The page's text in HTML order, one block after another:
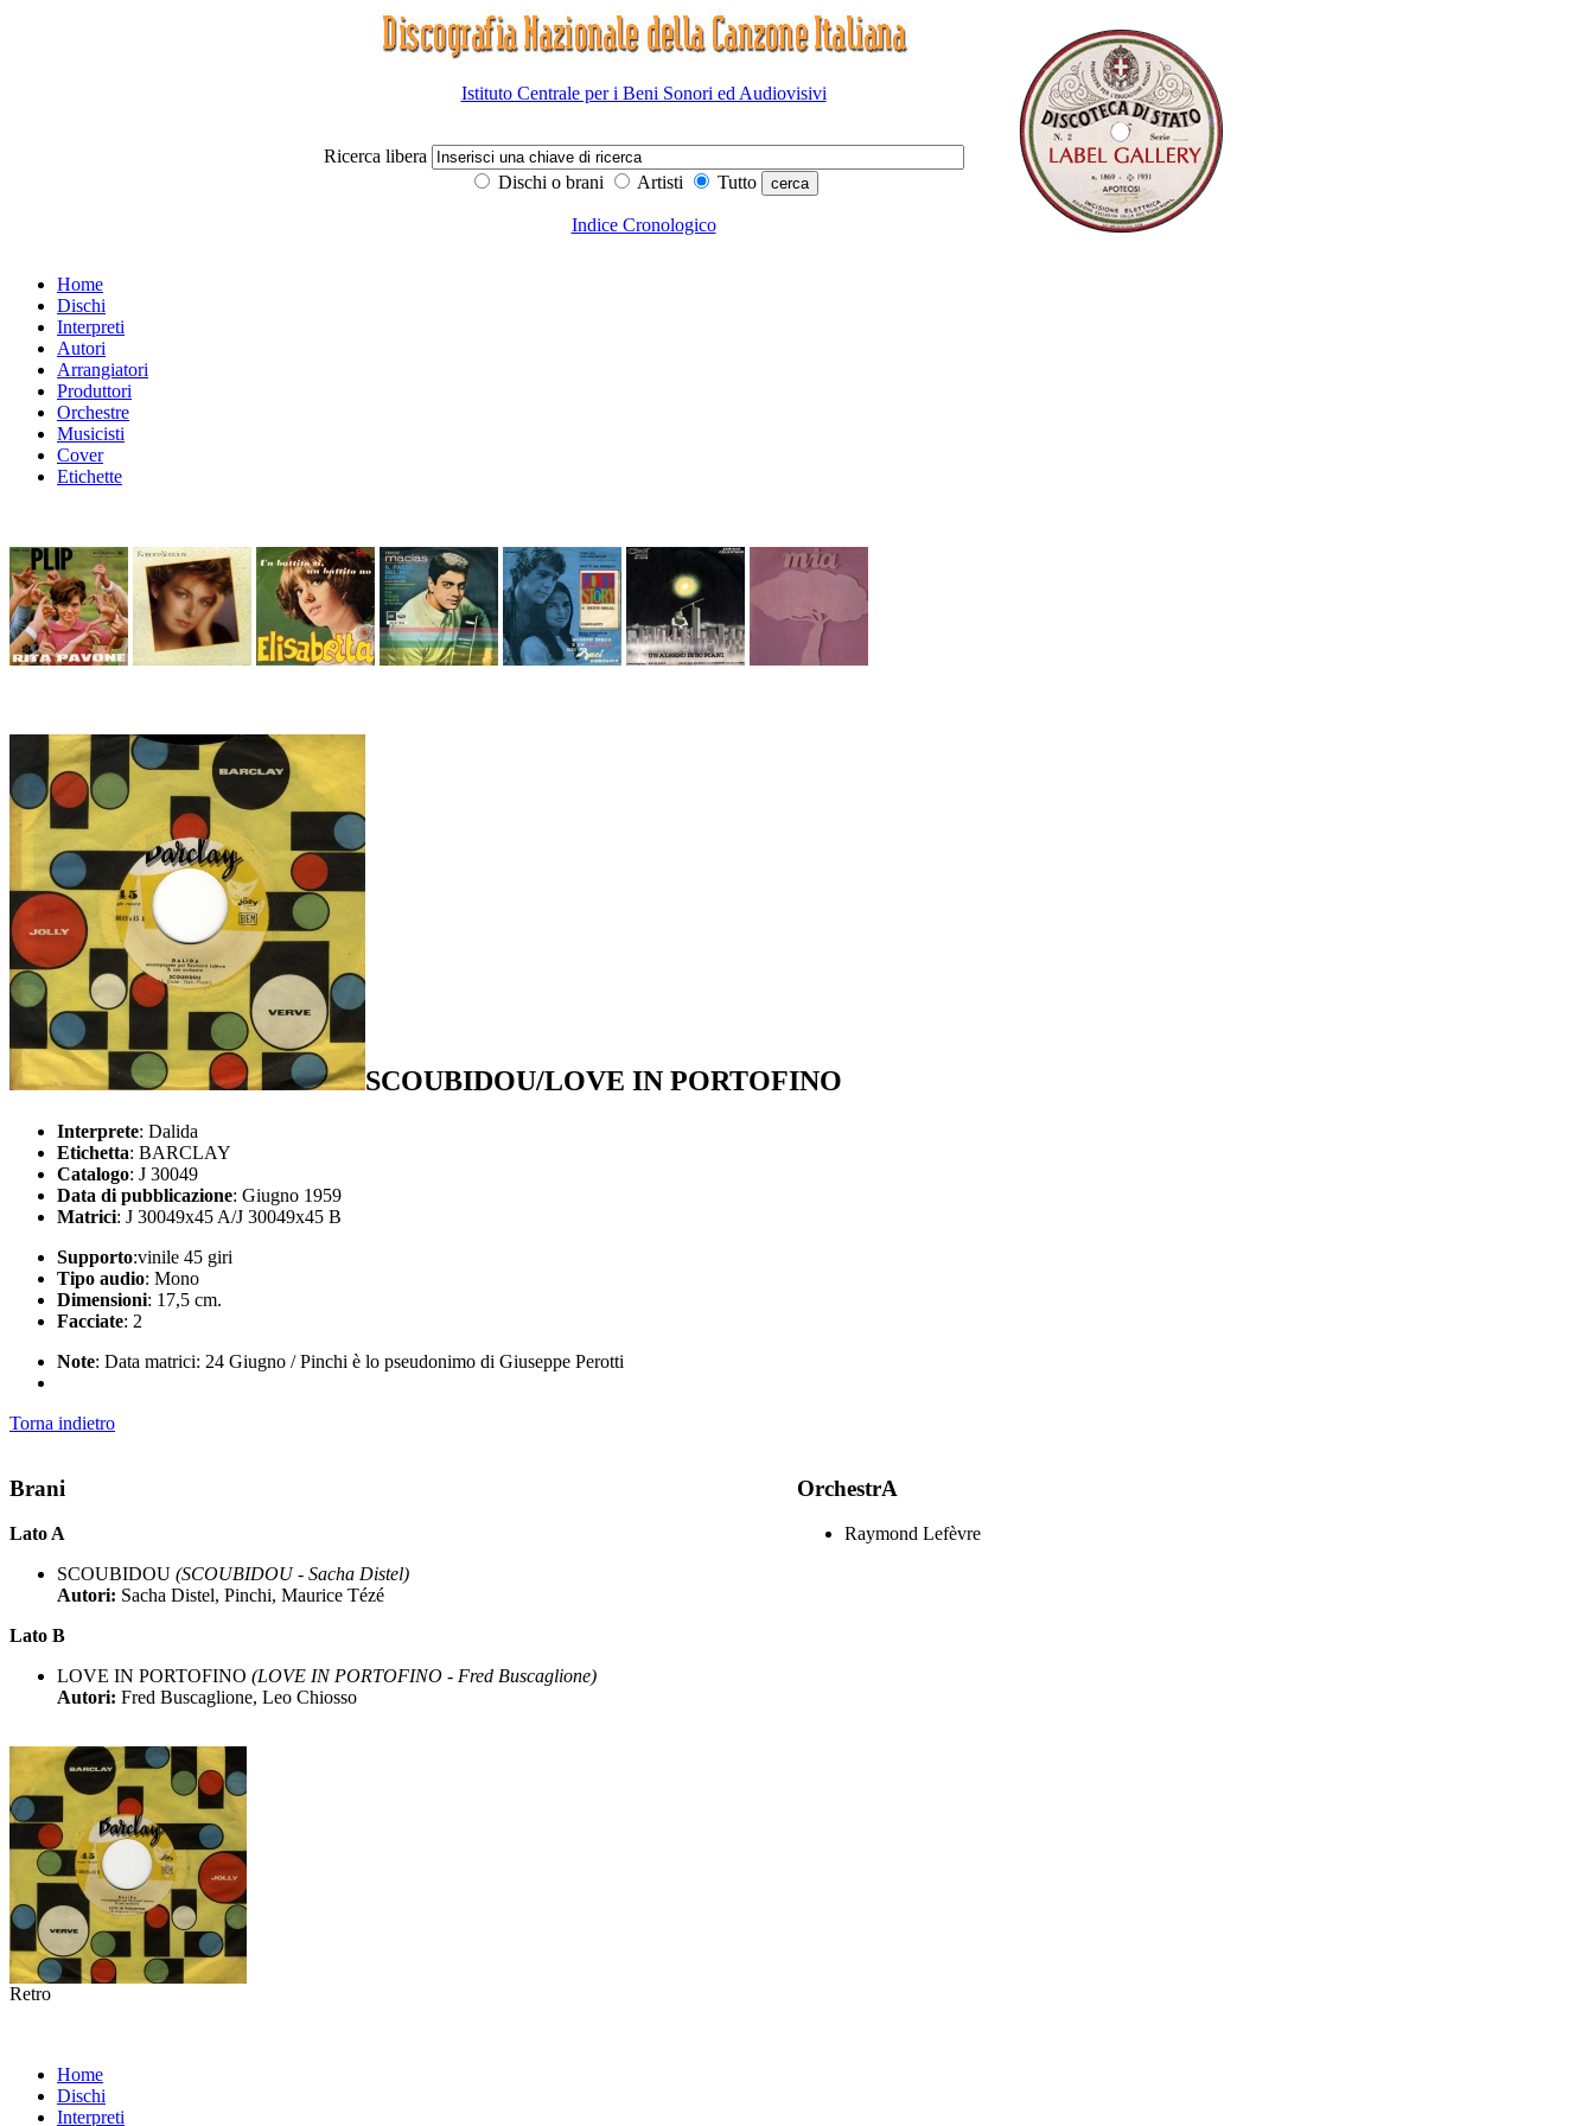
Istituto Centrale per i Beni Sonori ed Audiovisivi
Ricerca libera
Dischi o brani
Artisti Tutto
Indice Cronologico
Home
Dischi
Interpreti
Autori
Arrangiatori
Produttori
Orchestre
Musicisti
Cover
Etichette
SCOUBIDOU/LOVE IN PORTOFINO
Interprete: Dalida
Etichetta: BARCLAY
Catalogo: J 30049
Data di pubblicazione: Giugno 1959
Matrici: J 30049x45 A/J 30049x45 B
Supporto:vinile 45 giri
Tipo audio: Mono
Dimensioni: 17,5 cm.
Facciate: 2
Note: Data matrici: 24 Giugno / Pinchi è lo pseudonimo di Giuseppe Perotti
Torna indietro
Brani
Lato A
SCOUBIDOU (SCOUBIDOU - Sacha Distel)
Autori: Sacha Distel, Pinchi, Maurice Tézé
Lato B
LOVE IN PORTOFINO (LOVE IN PORTOFINO - Fred Buscaglione)
Autori: Fred Buscaglione, Leo Chiosso
OrchestrA
Raymond Lefèvre
Retro
Home
Dischi
Interpreti